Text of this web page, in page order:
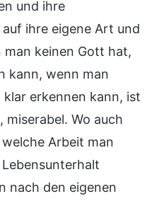
und ihre
ihre eigene Art und
man keinen Gott hat,
kann, wenn man
erkennen kann, ist
Wo auch
Arbeit man
nach den eigenen